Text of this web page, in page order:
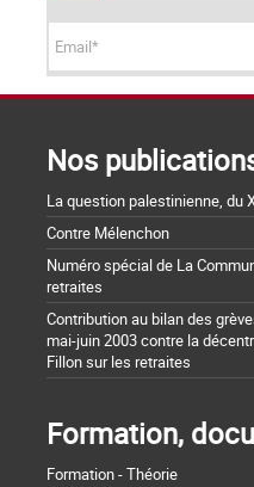
Nos
La question palestinienne, du
Contre Mélenchon
Numéro spécial de La
retraites
Contribution au bilan des
mai-juin 2003 contre la
Fillon sur les retraites
Formation,
Formation - Théorie